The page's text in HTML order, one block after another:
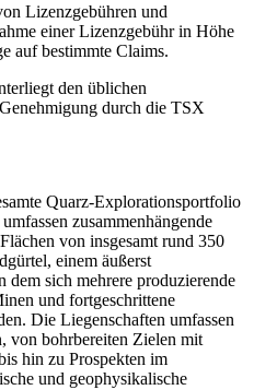
Lizenzgebühren und
einer Lizenzgebühr in Höhe
auf bestimmte Claims.
den üblichen
durch die TSX
Quarz-Explorationsportfolio
zusammenhängende
von insgesamt rund 350
einem äußerst
sich mehrere produzierende
und fortgeschrittene
Die Liegenschaften umfassen
von bohrbereiten Zielen mit
hin zu Prospekten im
und geophysikalische